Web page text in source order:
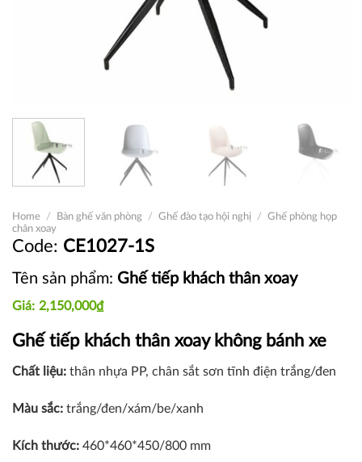
Home / Bàn ghế văn phòng / Ghế đào tạo hội nghị / Ghế phòng họp
chân xoay
CE1027-1S
Tên sản phẩm: Ghế tiếp khách thân xoay
2,150,000₫
Ghế tiếp khách thân xoay không bánh xe
Chất liệu: thân nhựa PP, chân sắt sơn tĩnh điện trắng/đen
Màu sắc: trắng/đen/xám/be/xanh
Kích thước: 460*460*450/800 mm